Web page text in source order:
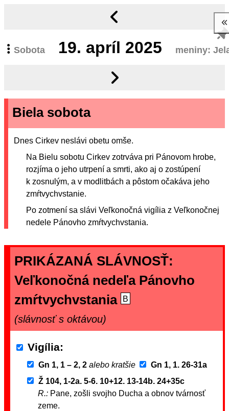
Sobota 19. apríl 2025 meniny:
Biela sobota
Dnes Cirkev neslávi obetu omše.
Na Bielu sobotu Cirkev zotrváva pri Pánovom hrobe,
rozjíma o jeho utrpení a smrti, ako aj o zostúpení
k zosnulým, a v modlitbách a pôstom očakáva jeho
zmŕtvychvstanie.
Po zotmení sa slávi Veľkonočná vigília z Veľkonočnej
nedele Pánovho zmŕtvychvstania.
PRIKÁZANÁ SLÁVNOSŤ:
Veľkonočná nedeľa Pánovho
zmŕtvychvstania
B
(slávnosť s oktávou)
Vigília
Gn 1, 1 – 2, 2 alebo kratšie
Gn 1, 1. 26-31a
Ž 104, 1-2a. 5-6. 10+12. 13-14b. 24+35c
R.: Pane, zošli svojho Ducha a obnov tvárnosť
zeme.